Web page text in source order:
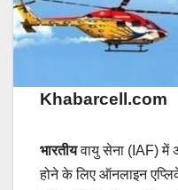
Khabarcell.com
भारतीयवायु सेना (IAF) में
होने के लिए ऑनलाइन